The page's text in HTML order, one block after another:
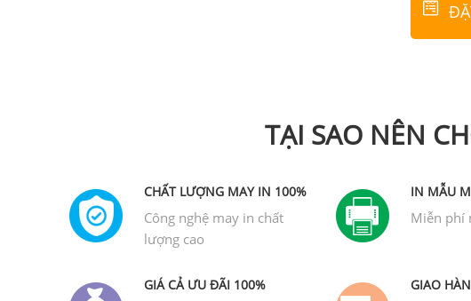
TẠI SAO NÊN
CHẤT LƯỢNG MAY IN 100%
Công nghệ may in chất
lượng cao
IN MẪU
Miễn phí
GIÁ CẢ ƯU ĐÃI 100% GIAO